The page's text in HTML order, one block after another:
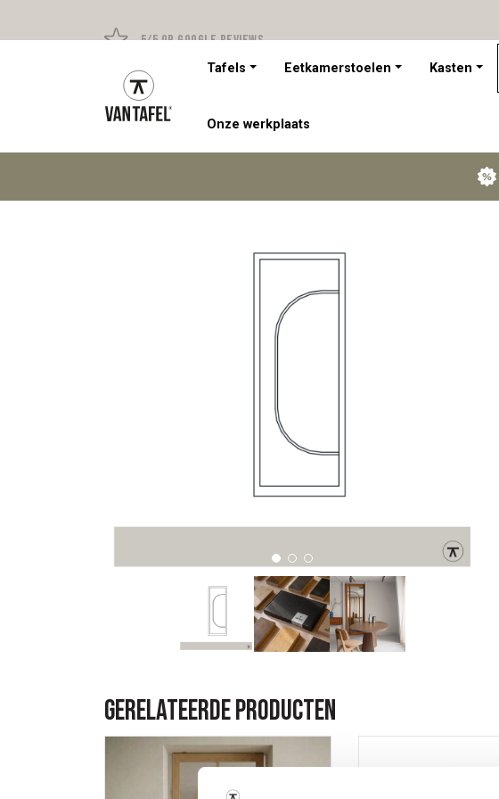
5/5 op Google Reviews
Tafels Eetkamerstoelen Kasten
Onze werkplaats
Gerelateerde producten